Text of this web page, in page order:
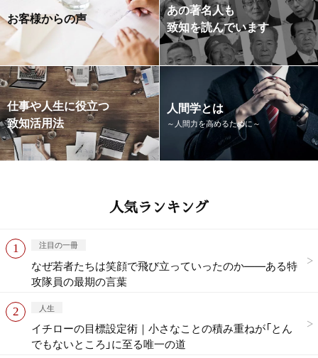
お客様からの声
あの著名人も
致知を読んでいます
仕事や人生に役立つ
致知活用法
人間学とは
～人間力を高めるために～
人気ランキング
注目の一冊
なぜ若者たちは笑顔で飛び立っていったのか——ある特
攻隊員の最期の言葉
人生
イチローの目標設定術｜小さなことの積み重ねが「とん
でもないところ」に至る唯一の道